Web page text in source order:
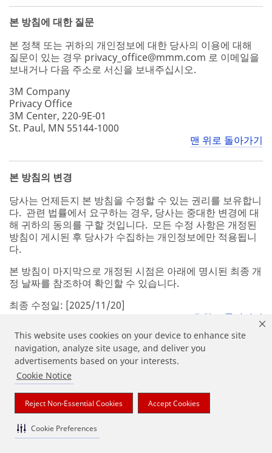
This website uses cookies on your device to enhance site
navigation, analyze site usage, and deliver you
advertisements based on your interests.
Cookie Notice
Reject Non-Essential Cookies Accept Cookies
Cookie Preferences
본 방침에 대한 질문
본 정책 또는 귀하의 개인정보에 대한 당사의 이용에 대해
질문이 있는 경우 privacy_office@mmm.com 로 이메일을
보내거나 다음 주소로 서신을 보내주십시오.
3M Company
Privacy Office
3M Center, 220-9E-01
St. Paul, MN 55144-1000
맨 위로 돌아가기
본 방침의 변경
당사는 언제든지 본 방침을 수정할 수 있는 권리를 보유합니
다. 관련 법률에서 요구하는 경우, 당사는 중대한 변경에 대
해 귀하의 동의를 구할 것입니다. 모든 수정 사항은 개정된
방침이 게시된 후 당사가 수집하는 개인정보에만 적용됩니
다.
본 방침이 마지막으로 개정된 시점은 아래에 명시된 최종 개
정 날짜를 참조하여 확인할 수 있습니다.
최종 수정일: [2025/11/20]
맨 위로 돌아가기
특정 관할권 거주자를 위한 추가 정보
대한민국 거주자를 위한 추가 정보
이 조항은 귀하가 대한민국에서 글로벌 방침이 적용되는 당
사의 웹사이트, 앱 또는 서비스를 사용하는 경우에 한하여
적용되며 글로벌 방침의 내용을 보충합니다.